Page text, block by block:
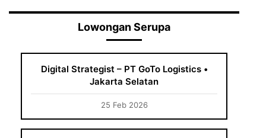
Lowongan Serupa
Digital Strategist – PT GoTo Logistics •
Jakarta Selatan
25 Feb 2026